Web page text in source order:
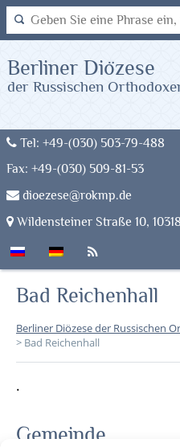
Tel: +49-(030) 503-79-488
Fax: +49-(030) 509-81-53
dioezese@rokmp.de
Wildensteiner Straße 10,
Berliner Diözese
der Russischen
Bad Reichenhall
Berliner Diözese der Russischen
> Bad Reichenhall
.
Gemeinde